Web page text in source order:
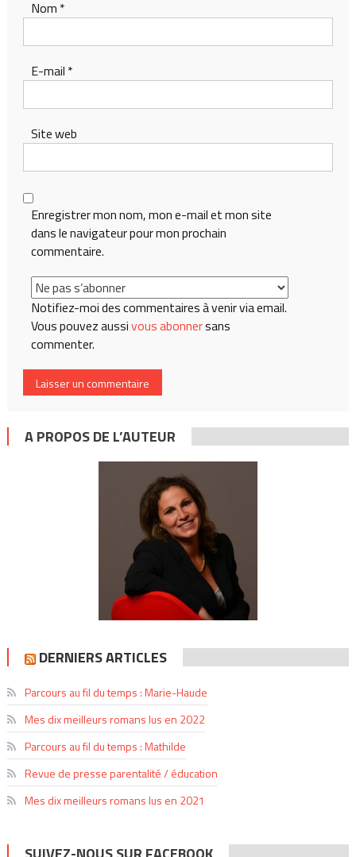
Nom *
E-mail *
Site web
Enregistrer mon nom, mon e-mail et mon site
dans le navigateur pour mon prochain
commentaire.
Notifiez-moi des commentaires à venir via email.
Vous pouvez aussivous abonnersans
commenter.
A PROPOS DE L’AUTEUR
DERNIERS ARTICLES
Parcours au fil du temps : Marie-Haude
Mes dix meilleurs romans lus en 2022
Parcours au fil du temps : Mathilde
Revue de presse parentalité / éducation
Mes dix meilleurs romans lus en 2021